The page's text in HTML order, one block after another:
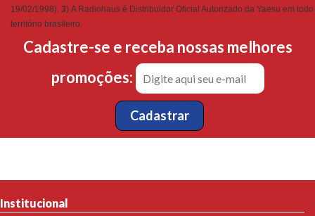
19/02/1998). 3) A Radiohaus é Distribuidor Oficial Autorizado da Yaesu em todo
território brasileiro.
Cadastre-se e receba nossas melhores
promoções:
Institucional